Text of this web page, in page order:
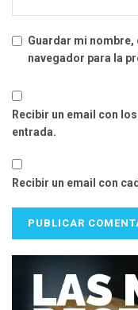
Guardar mi
navegador para la
Recibir un email con
entrada.
Recibir un email con